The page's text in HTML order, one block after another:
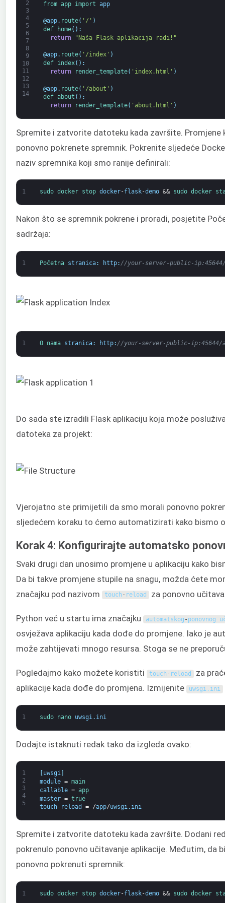
2
3
4
5
6
7
8
9
10
11
12
13
14
from app import app
@app. route( '/' )
def
home( ) :
return
"Naša Flask aplikacija radi!"
@app. route( '/index' )
def index( ) :
return
render_template( 'index.html' )
@app. route( '/about' )
def about ( ) :
return
render_template( 'about.html' )
Spremite i zatvorite datoteku kada završite.
ponovno pokrenete spremnik. Pokrenite sljedeće
naziv spremnika koji smo ranije definirali:
1 sudo docker stop docker-flask-demo && sudo docker
Nakon što se spremnik pokrene i proradi, posjetite
sadržaja:
1 Početna stranica: http: //your-server-public-
1 O nama stranica: http: //your-server-public-ip:45644/
Do sada ste izradili Flask aplikaciju koja može
datoteka za projekt:
Vjerojatno ste primijetili da smo morali ponovno
sljedećem koraku to ćemo automatizirati kako bismo
Korak 4: Konfigurirajte automatsko
Svaki drugi dan unosimo promjene u aplikaciju kako
Da bi takve promjene stupile na snagu, možda ćete
značajku pod nazivom
touch - reload za ponovno
Python već u startu ima značajku automatskog - ponovnog
osvježava aplikaciju kada dođe do promjene. Iako je
može zahtijevati mnogo resursa. Stoga se ne
Pogledajmo kako možete koristiti touch - reload za
aplikacije kada dođe do promjena. Izmijenite
uwsgi. ini
1 sudo nano uwsgi . ini
Dodajte istaknuti redak tako da izgleda ovako:
1
2
3
4
5
uwsgi]
module = main
callable = app
master = true
touch- reload = /app/uwsgi. ini
Spremite i zatvorite datoteku kada završite. Dodani
pokrenulo ponovno učitavanje aplikacije. Međutim, da
ponovno pokrenuti spremnik:
1 sudo docker stop docker-flask-demo && sudo docker